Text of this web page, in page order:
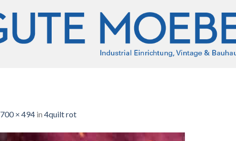
700 × 494 in 4quilt rot